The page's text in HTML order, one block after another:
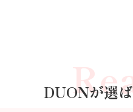
DUONが選